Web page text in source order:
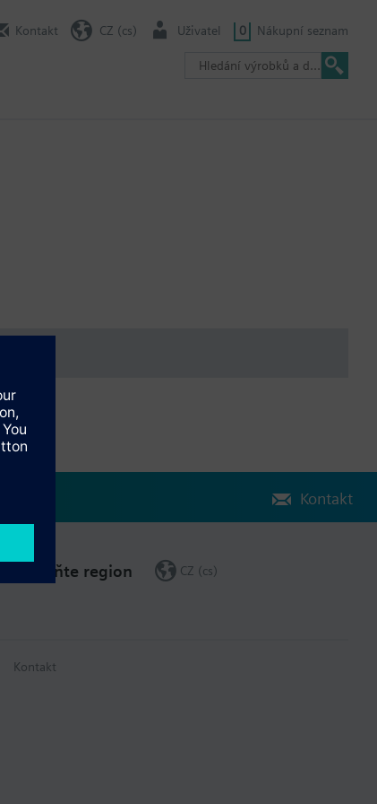
Kontakt CZ (cs) Uživatel 0 Nákupní seznam
Kontakt
Změňte region CZ (cs)
Kontakt